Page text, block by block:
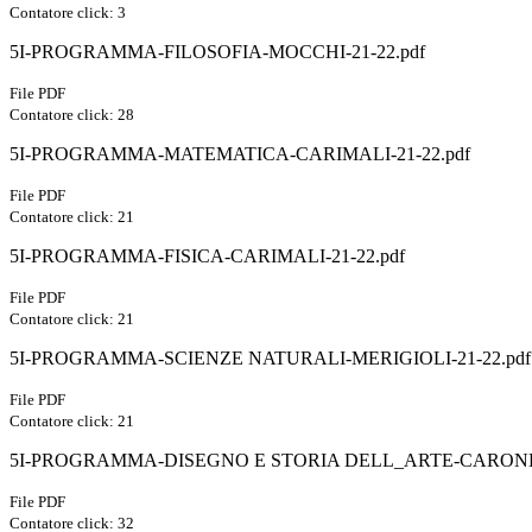
Contatore click: 3
5I-PROGRAMMA-FILOSOFIA-MOCCHI-21-22.pdf
File PDF
Contatore click: 28
5I-PROGRAMMA-MATEMATICA-CARIMALI-21-22.pdf
File PDF
Contatore click: 21
5I-PROGRAMMA-FISICA-CARIMALI-21-22.pdf
File PDF
Contatore click: 21
5I-PROGRAMMA-SCIENZE NATURALI-MERIGIOLI-21-22.pdf
File PDF
Contatore click: 21
5I-PROGRAMMA-DISEGNO E STORIA DELL_ARTE-
File PDF
Contatore click: 32